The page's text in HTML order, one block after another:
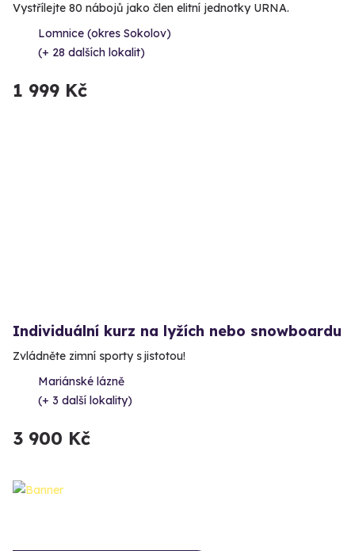
Vystřílejte 80 nábojů jako člen elitní jednotky URNA.
Lomnice (okres Sokolov)
(+ 28 dalších lokalit)
1 999 Kč
Individuální kurz na lyžích nebo snowboardu
Zvládněte zimní sporty s jistotou!
Mariánské lázně
(+ 3 další lokality)
3 900 Kč